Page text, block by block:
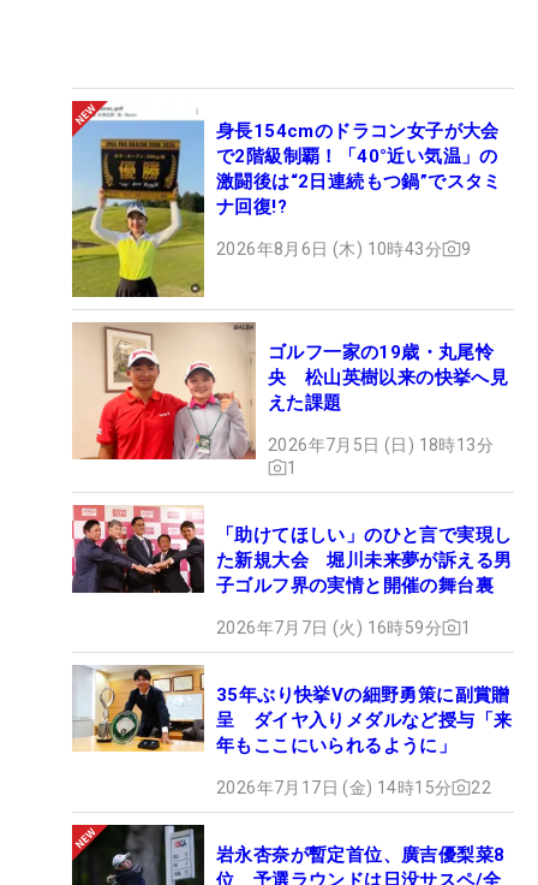
身長154cmのドラコン女子が大会
で2階級制覇！「40°近い気温」の
激闘後は“2日連続もつ鍋”でスタミ
ナ回復!?
2026年8月6日 (木) 10時43分 9
ゴルフ一家の19歳・丸尾怜
央 松山英樹以来の快挙へ見
えた課題
2026年7月5日 (日) 18時13分
1
「助けてほしい」のひと言で実現し
た新規大会 堀川未来夢が訴える男
子ゴルフ界の実情と開催の舞台裏
2026年7月7日 (火) 16時59分 1
35年ぶり快挙Vの細野勇策に副賞贈
呈 ダイヤ入りメダルなど授与「来
年もここにいられるように」
2026年7月17日 (金) 14時15分 22
岩永杏奈が暫定首位、廣吉優梨菜8
位 予選ラウンドは日没サスペ/全